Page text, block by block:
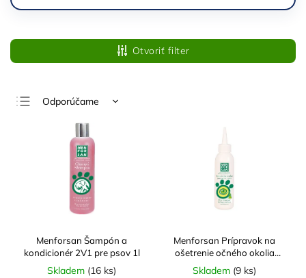
Otvoriť filter
Odporúčame
Najlacnejšie
Najdrahšie
Najpredávanejšie
Abecedne
Menforsan Šampón a
kondicionér 2V1 pre psov 1l
Skladem (16 ks)
Menforsan Prípravok na
ošetrenie očného okolia
125ml
Skladem (9 ks)